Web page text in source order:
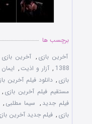
برچسب ها
آخرین بازی , آخرین
1388
, آزار و اذیت,
بازی , دانلود فیلم آخرین
مستقیم فیلم آخرین بازی ,
فیلم جدید , سیما مطلبی ,
بازی , فیلم جدید آخرین